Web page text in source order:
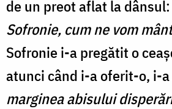
de un preot aflat la dânsul:
Sofronie, cum ne vom
Sofronie i-a pregătit o
atunci când i-a oferit-o, i-a
marginea abisului